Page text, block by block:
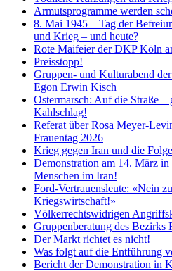
Armutsprogramme werden
8. Mai 1945 – Tag der
und Krieg – und heute?
Rote Maifeier der DKP Köln
Preisstopp!
Gruppen- und Kulturabend
Egon Erwin Kisch
Ostermarsch: Auf die Straße
Kahlschlag!
Referat über Rosa Meyer-
Frauentag 2026
Krieg gegen Iran und die
Demonstration am 14. März
Menschen im Iran!
Ford-Vertrauensleute: «Nein
Kriegswirtschaft!»
Völkerrechtswidrigen
Gruppenberatung des Bezirks
Der Markt richtet es nicht!
Was folgt auf die Entführung
Bericht der Demonstration in